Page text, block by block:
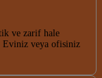
ve zarif hale
Eviniz veya ofisiniz